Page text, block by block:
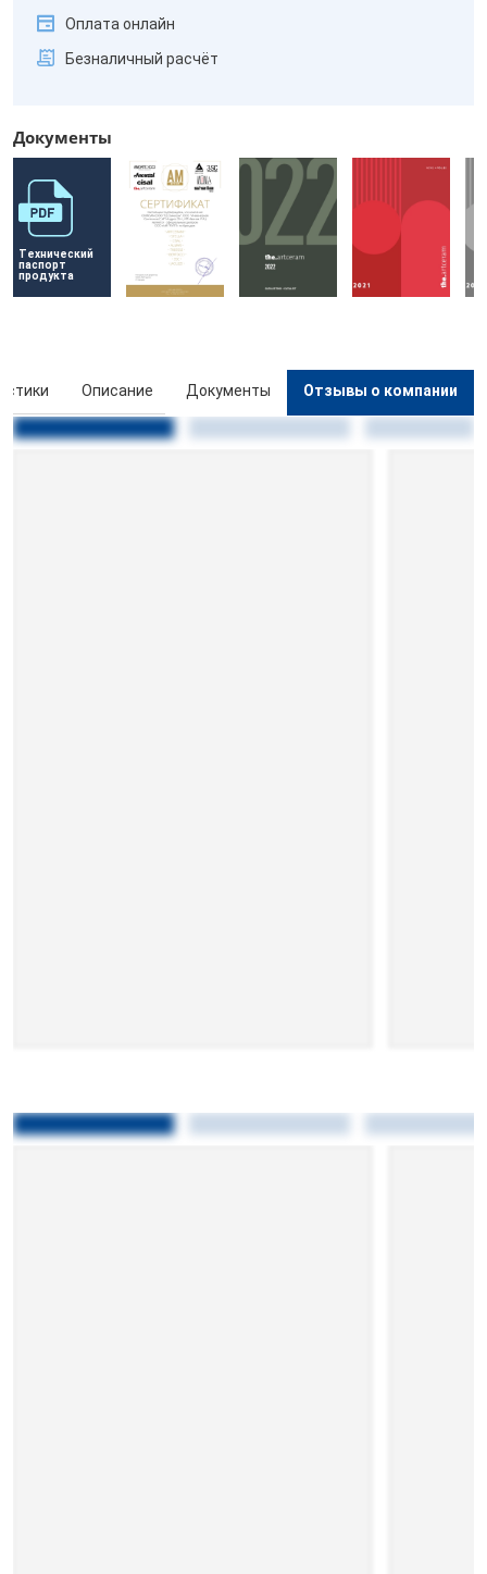
Оплата онлайн
Безналичный расчёт
Документы
Технический
паспорт
продукта
Описание Документы Отзывы о компании